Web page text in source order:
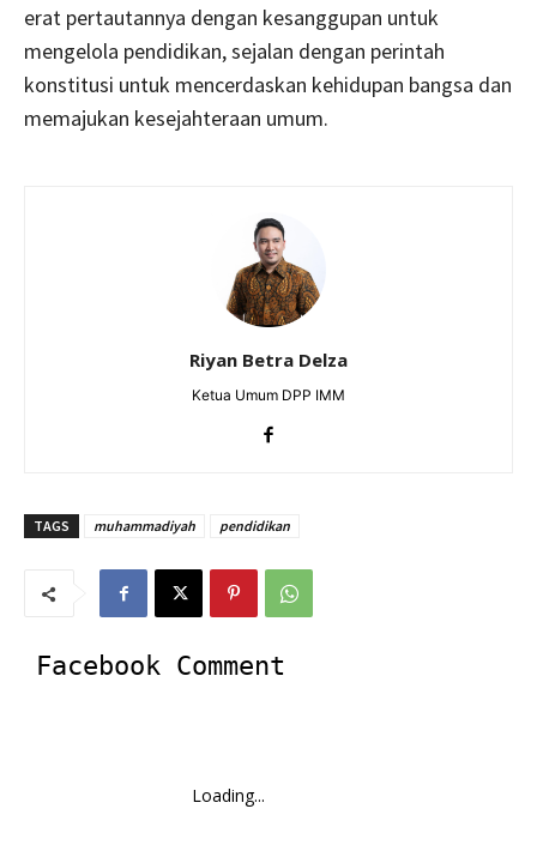
erat pertautannya dengan kesanggupan untuk
mengelola pendidikan, sejalan dengan perintah
konstitusi untuk mencerdaskan kehidupan bangsa dan
memajukan kesejahteraan umum.
Riyan Betra Delza
Ketua Umum DPP IMM
TAGS muhammadiyah pendidikan
Facebook Comment
Loading...